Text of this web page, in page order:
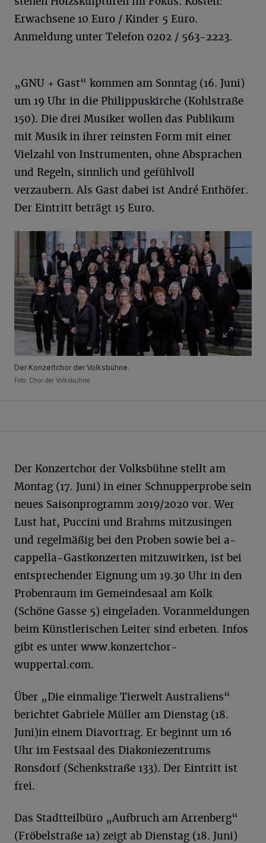
Erwachsene 10 Euro / Kinder 5 Euro.
Anmeldung unter Telefon 0202 / 563-2223.
„GNU + Gast“ kommen am Sonntag (16. Juni)
um 19 Uhr in die Philippuskirche (Kohlstraße
150). Die drei Musiker wollen das Publikum
mit Musik in ihrer reinsten Form mit einer
Vielzahl von Instrumenten, ohne Absprachen
und Regeln, sinnlich und gefühlvoll
verzaubern. Als Gast dabei ist André Enthöfer.
Der Eintritt beträgt 15 Euro.
Der Konzertchor der Volksbühne.
Foto: Chor der Volksbühne
Der Konzertchor der Volksbühne stellt am
Montag (17. Juni) in einer Schnupperprobe sein
neues Saisonprogramm 2019/2020 vor. Wer
Lust hat, Puccini und Brahms mitzusingen
und regelmäßig bei den Proben sowie bei a-
cappella-Gastkonzerten mitzuwirken, ist bei
entsprechender Eignung um 19.30 Uhr in den
Probenraum im Gemeindesaal am Kolk
(Schöne Gasse 5) eingeladen. Voranmeldungen
beim Künstlerischen Leiter sind erbeten. Infos
gibt es unter www.konzertchor-
wuppertal.com.
Über „Die einmalige Tierwelt Australiens“
berichtet Gabriele Müller am Dienstag (18.
Juni)in einem Diavortrag. Er beginnt um 16
Uhr im Festsaal des Diakoniezentrums
Ronsdorf (Schenkstraße 133). Der Eintritt ist
frei.
Das Stadtteilbüro „Aufbruch am Arrenberg“
(Fröbelstraße 1a) zeigt ab Dienstag (18. Juni)